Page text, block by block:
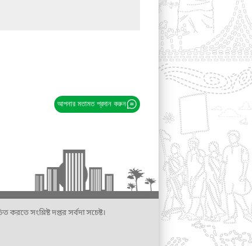
আপনার মতামত প্রদান করুন
সংশ্লিষ্ট দপ্তর সর্বদা সচেষ্ট।